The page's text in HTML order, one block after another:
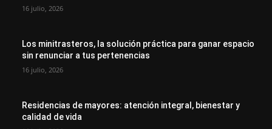
16 julio, 2026
Los minitrasteros, la solución práctica para ganar espacio
sin renunciar a tus pertenencias
16 julio, 2026
Residencias de mayores: atención integral, bienestar y
calidad de vida